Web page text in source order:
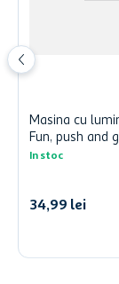
Masina cu
Fun, push and
In stoc
34,99 lei